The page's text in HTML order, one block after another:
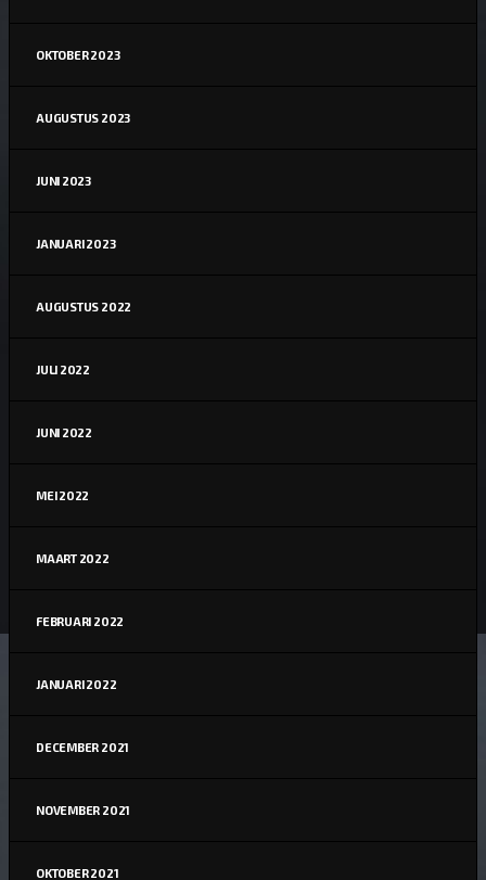
OKTOBER 2023
AUGUSTUS 2023
JUNI 2023
JANUARI 2023
AUGUSTUS 2022
JULI 2022
JUNI 2022
MEI 2022
MAART 2022
FEBRUARI 2022
JANUARI 2022
DECEMBER 2021
NOVEMBER 2021
OKTOBER 2021